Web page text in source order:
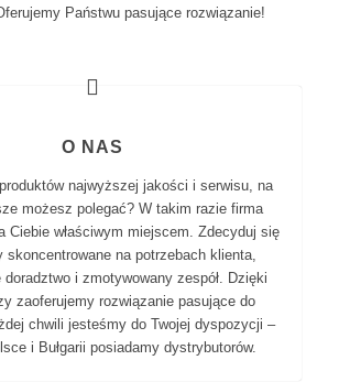
Państwu pasujące rozwiązanie!
O NAS
najwyższej jakości i serwisu, na
możesz polegać? W takim razie firma
Ciebie właściwym miejscem. Zdecyduj się
skoncentrowane na potrzebach klienta,
doradztwo i zmotywowany zespół. Dzięki
zaoferujemy rozwiązanie pasujące do
chwili jesteśmy do Twojej dyspozycji –
i Bułgarii posiadamy dystrybutorów.